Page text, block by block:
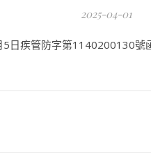
2025-04-01
日疾管防字第1140200130號